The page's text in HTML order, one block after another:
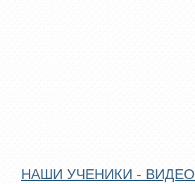
НАШИ УЧЕНИКИ - ВИДЕО